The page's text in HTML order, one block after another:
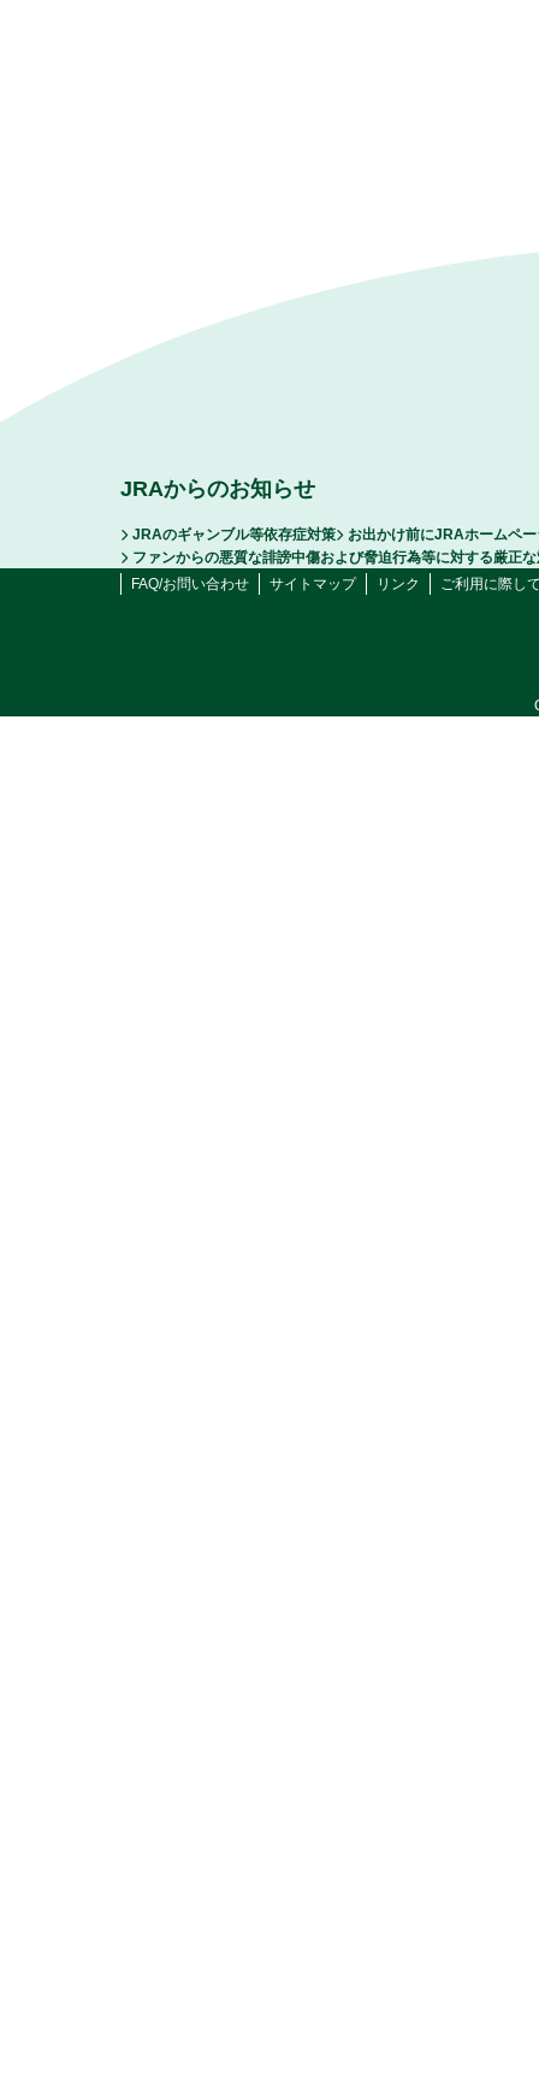
JRAからのお知らせ
JRAのギャンブル等依存症対策
お出かけ前にJRAホームペ
ファンからの悪質な誹謗中傷および脅迫行為等に対する厳正
FAQ/お問い合わせ
サイトマップ リンク ご利用に際し